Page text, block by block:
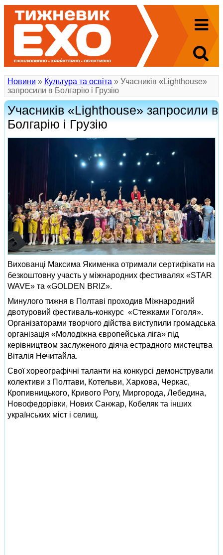
Новини » Культура та освіта » Учасників «Lighthouse»
запросили в Болгарію і Грузію
Учасників «Lighthouse» запросили в
Болгарію і Грузію
Вихованці Максима Якименка отримали сертифікати на
безкоштовну участь у міжнародних фестивалях «STAR
WAVE» та «GOLDEN BRIZ».
Минулого тижня в Полтаві проходив Міжнародний
двотуровий фестиваль-конкурс «Стежками Гоголя».
Організаторами творчого дійства виступили громадська
організація «Молодіжна європейська ліга» під
керівництвом заслуженого діяча естрадного мистецтва
Віталія Нечитайла.
Свої хореографічні таланти на конкурсі демонстрували
колективи з Полтави, Котельви, Харкова, Черкас,
Кропивницького, Кривого Рогу, Миргорода, Лебедина,
Новофедорівки, Нових Санжар, Кобеляк та інших
українських міст і селищ.